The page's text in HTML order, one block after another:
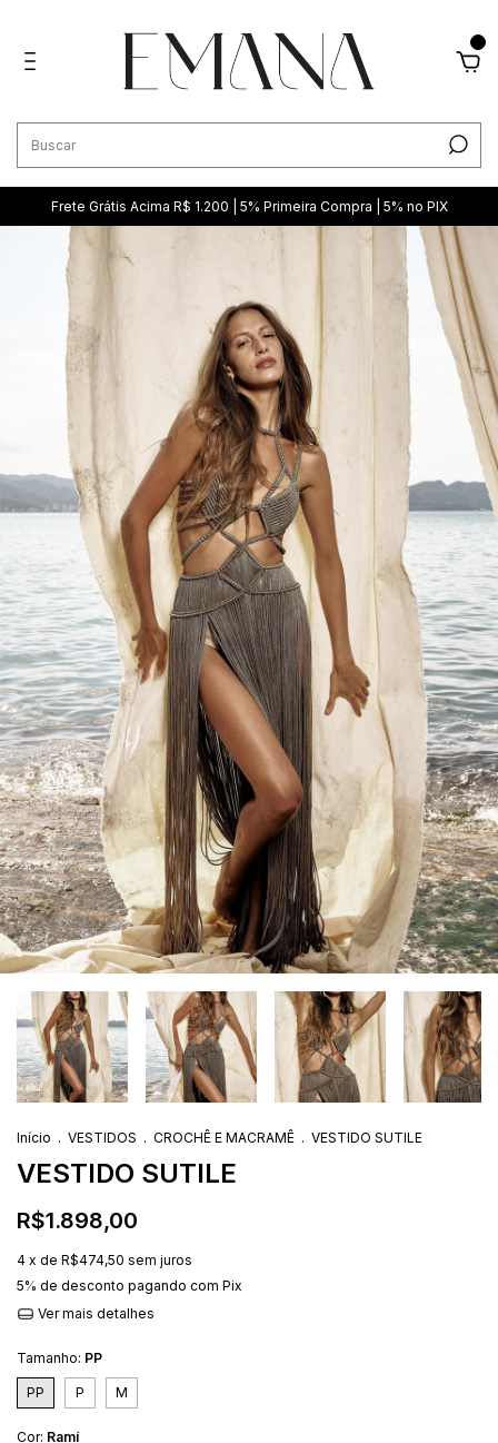
Frete Grátis Acima R$ 1.200 | 5% Primeira Compra | 5% no PIX
Início . VESTIDOS . CROCHÊ E MACRAMÊ . VESTIDO SUTILE
VESTIDO SUTILE
R$1.898,00
4 x de R$474,50 sem juros
5% de desconto pagando com Pix
Ver mais detalhes
Tamanho: PP
PP P M
Cor: Ramí